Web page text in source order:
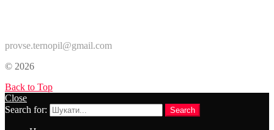
provse.ternopil@gmail.com
© 2026
Back to Top
Close
Search for:
Search